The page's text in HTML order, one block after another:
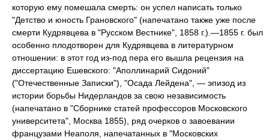
которую ему помешала смерть: он успел написать только
"Детство и юность Грановского" (напечатано также уже после
смерти Кудрявцева в "Русском Вестнике", 1858 г.).—1855 г. был
особенно плодотворен для Кудрявцева в литературном
отношении: в этот год из-под пера его вышла рецензия на
диссертацию Ешевского: "Аполлинарий Сидоний"
("Отечественные Записки"), "Осада Лейдена", — эпизод из
истории борьбы Нидерландов за свою независимость
(напечатано в "Сборнике статей профессоров Московского
университета", Москва 1855), ряд очерков о завоевании
французами Неаполя, напечатанных в "Московских